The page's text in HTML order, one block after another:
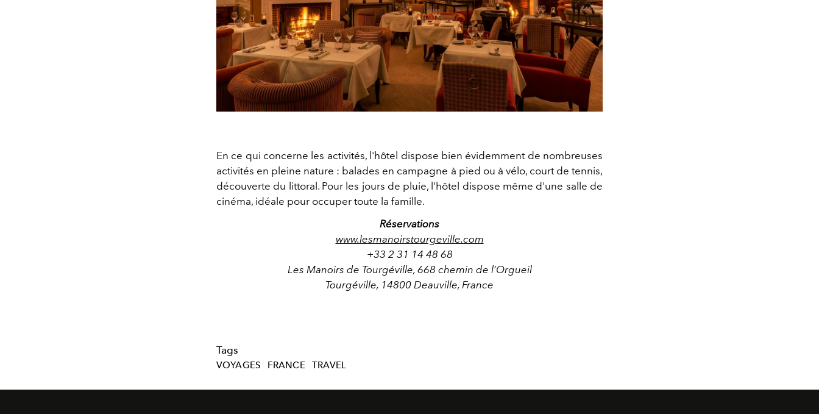
En ce qui concerne les activités, l'hôtel dispose bien évidemment de nombreuses
activités en pleine nature : balades en campagne à pied ou à vélo, court de tennis,
découverte du littoral. Pour les jours de pluie, l'hôtel dispose même d'une salle de
cinéma, idéale pour occuper toute la famille.
Réservations
www.lesmanoirstourgeville.com
+33 2 31 14 48 68
Les Manoirs de Tourgéville, 668 chemin de l’Orgueil
Tourgéville, 14800 Deauville, France
Tags
VOYAGES FRANCE TRAVEL